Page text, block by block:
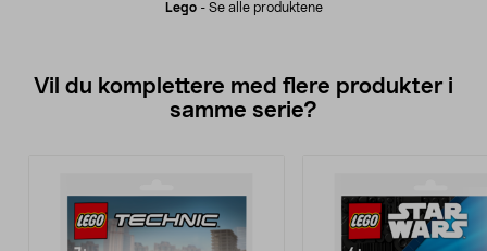
Lego- Se alle produktene
Vil du komplettere med flere produkter i
samme serie?